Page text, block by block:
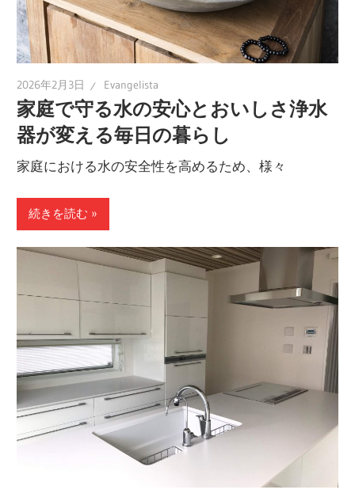
2026年2月3日 Evangelista
家庭で守る水の安心とおいしさ浄水
器が変える毎日の暮らし
家庭における水の安全性を高めるため、様々
続きを読む